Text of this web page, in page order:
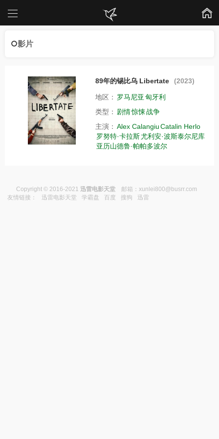
影片
89年的锡比乌 Libertate (2023)
地区： 罗马尼亚匈牙利
类型： 剧情惊悚战争
主演： Alex CalangiuCatalin Herlo
罗努特·卡拉斯尤利安·波斯泰尔尼库
亚历山德鲁·帕帕多波尔
Copyright © 2016-2021 迅雷电影天堂 邮箱： xunlei800@busrr.com
友情链接：
迅雷电影天堂 学霸盘 百度 搜狗 迅雷